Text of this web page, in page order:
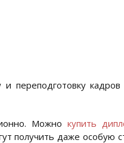
переподготовку
Можно купить
получить даже особую